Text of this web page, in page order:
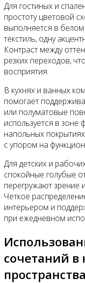
Для гостиных и
простоту цветовой
выполняется в белом
текстиль, одну
Контраст между
резких переходов,
восприятия.
В кухнях и ванных
помогает
или полуматовые
используется в зоне
напольных
с упором на
Для детских и
спокойные голубые
перегружают зрение
Четкое
интерьером и
при ежедневном
сочетаний